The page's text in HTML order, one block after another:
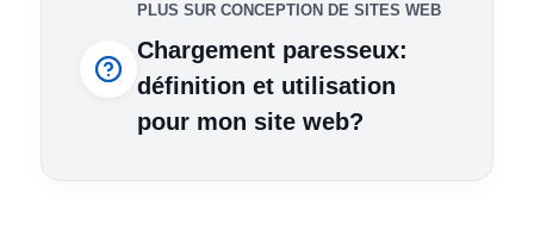
PLUS SUR CONCEPTION DE SITES WEB
Chargement paresseux:
définition et utilisation
pour mon site web?